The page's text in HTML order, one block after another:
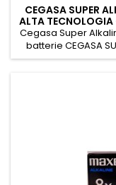
CEGASA SUPER
ALTA
Cegasa Super
batterie CEGASA
alta tecnologia
un'ampia gamma